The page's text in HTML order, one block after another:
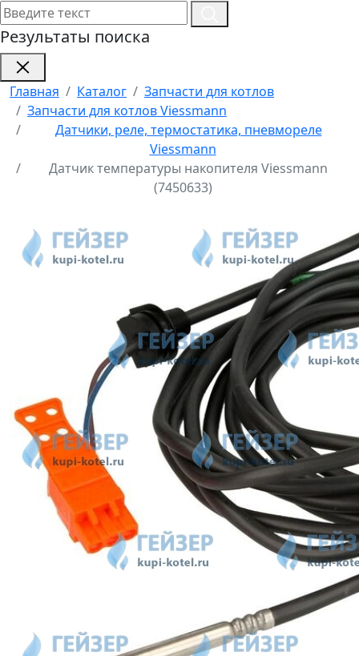
Результаты поиска
Главная Каталог
Запчасти для котлов
Запчасти для котлов Viessmann
Датчики, реле, термостатика, пневмореле
Viessmann
Датчик температуры накопителя Viessmann
(7450633)